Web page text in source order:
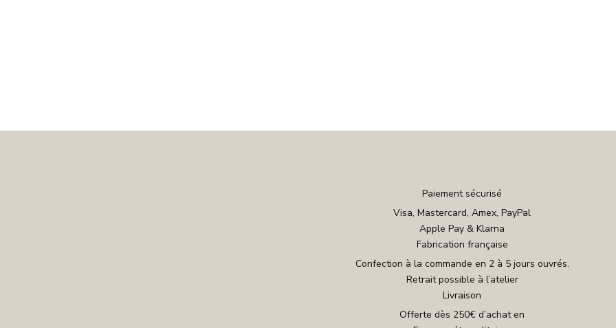
Paiement sécurisé
Visa, Mastercard, Amex, PayPal
Apple Pay & Klarna
Fabrication française
Confection à la commande en 2 à 5 jours ouvrés.
Retrait possible à l’atelier
Livraison
Offerte dès 250€ d’achat en